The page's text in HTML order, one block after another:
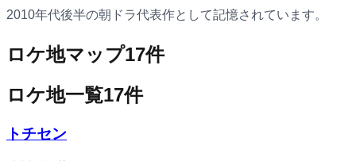
2010年代後半の朝ドラ代表作として記憶されています。
ロケ地マップ17件
ロケ地一覧17件
トチセン